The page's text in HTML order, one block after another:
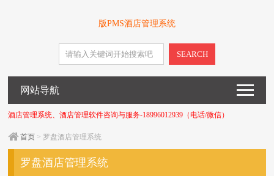
版PMS酒店管理系统
SEARCH
网站导航
酒店管理系统、酒店管理软件咨询与服务-18996012939（电话/微信）
首页 > 罗盘酒店管理系统
罗盘酒店管理系统